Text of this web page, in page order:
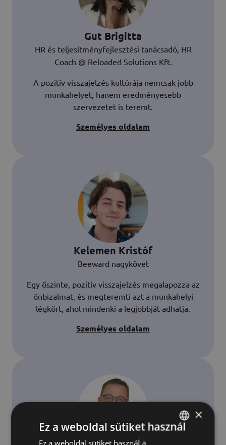
Gut Brigitta
HR és teljesítményfejlesztési tanácsadó, HR
Coach @ Reloaded Solutions Kft.
A pozitív visszajelzés kultúrája nemcsak jobb
munkahelyet, hanem eredményesebb
szervezetet is teremt.
Személyes oldalam
Kelemen Kristóf
Beeward nagykövet
Egy őszinte, pozitív visszajelzés megalapozza az
önbizalmat, és megteremti azt a munkahelyi
légkört, ahol mindenki a legjobbját adhatja.
Személyes oldalam
×
Ez a weboldal sütiket használ
Ez a weboldal sütiket használ a